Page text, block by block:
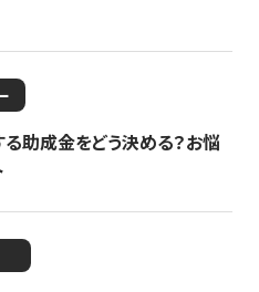
る助成金をどう決める？お悩